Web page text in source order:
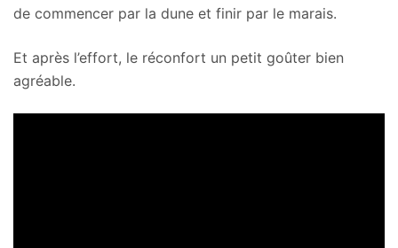
de commencer par la dune et finir par le marais.
Et après l’effort, le réconfort un petit goûter bien
agréable.